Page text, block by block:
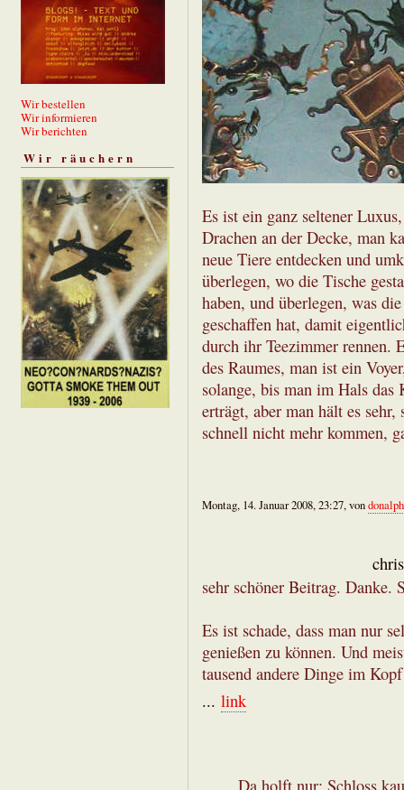
Wir bestellen
Wir informieren
Wir berichten
Wir räuchern
Es ist ein ganz seltener
Drachen an der Decke, man
neue Tiere entdecken und
überlegen, wo die Tische
haben, und überlegen, was
geschaffen hat, damit
durch ihr Teezimmer rennen.
des Raumes, man ist ein
solange, bis man im Hals
erträgt, aber man hält es
schnell nicht mehr kommen,
Montag, 14. Januar 2008, 23:27, von
sehr schöner Beitrag. Danke.
Es ist schade, dass man nur
genießen zu können. Und
tausend andere Dinge im
... link